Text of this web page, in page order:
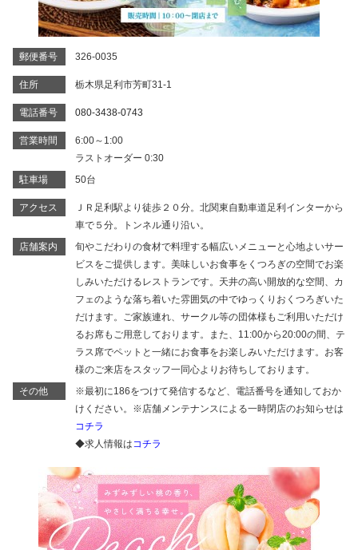
郵便番号 326-0035
住所 栃木県足利市芳町31-1
電話番号 080-3438-0743
営業時間
6:00～1:00
ラストオーダー 0:30
駐車場
50台
アクセス
ＪＲ足利駅より徒歩２０分。北関東自動車道足利インターから
車で５分。トンネル通り沿い。
店舗案内
旬やこだわりの食材で料理する幅広いメニューと心地よいサー
ビスをご提供します。美味しいお食事をくつろぎの空間でお楽
しみいただけるレストランです。天井の高い開放的な空間、カ
フェのような落ち着いた雰囲気の中でゆっくりおくつろぎいた
だけます。ご家族連れ、サークル等の団体様もご利用いただけ
るお席もご用意しております。また、11:00から20:00の間、テ
ラス席でペットと一緒にお食事をお楽しみいただけます。お客
様のご来店をスタッフ一同心よりお待ちしております。
その他
※最初に186をつけて発信するなど、電話番号を通知しておか
けください。※店舗メンテナンスによる一時閉店のお知らせは
コチラ
◆求人情報はコチラ